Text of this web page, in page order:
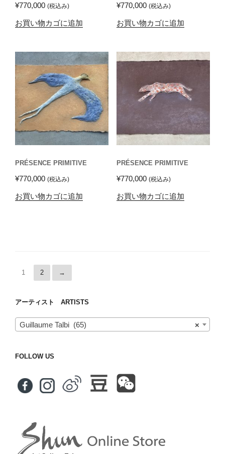
¥770,000 (税込み)
お買い物カゴに追加
¥770,000 (税込み)
お買い物カゴに追加
PRÉSENCE PRIMITIVE
¥770,000 (税込み)
お買い物カゴに追加
PRÉSENCE PRIMITIVE
¥770,000 (税込み)
お買い物カゴに追加
1 2 →
アーティスト ARTISTS
×
Guillaume Talbi (65)
FOLLOW US